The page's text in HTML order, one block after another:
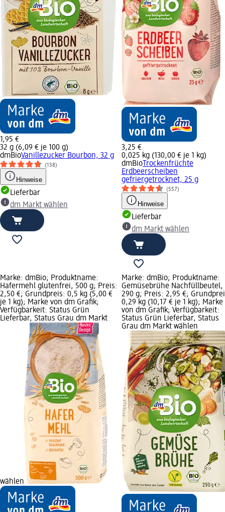
1,95 €
32 g (6,09 € je 100 g)
dmBioVanillezucker Bourbon, 32 g
(138)
Hinweise
Lieferbar
dm Markt wählen
3,25 €
0,025 kg (130,00 € je 1 kg)
dmBio Trockenfrüchte
Erdbeerscheiben
gefriergetrocknet, 25 g
(557)
Hinweise
Lieferbar
dm Markt wählen
Marke: dmBio; Produktname:
Hafermehl glutenfrei, 500 g; Preis:
2,50 €; Grundpreis: 0,5 kg (5,00 €
je 1 kg); Marke von dm Grafik;
Verfügbarkeit: Status Grün
Lieferbar, Status Grau dm Markt
wählen
Marke: dmBio; Produktname:
Gemüsebrühe Nachfüllbeutel,
290 g; Preis: 2,95 €;
0,29 kg (10,17 € je 1 kg); Marke
von dm Grafik; Verfügbarkeit:
Status Grün Lieferbar, Status
Grau dm Markt wählen